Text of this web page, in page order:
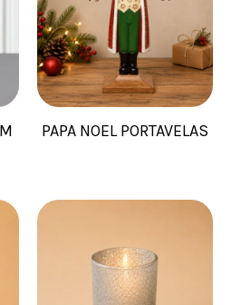
PAPA NOEL PORTAVELAS